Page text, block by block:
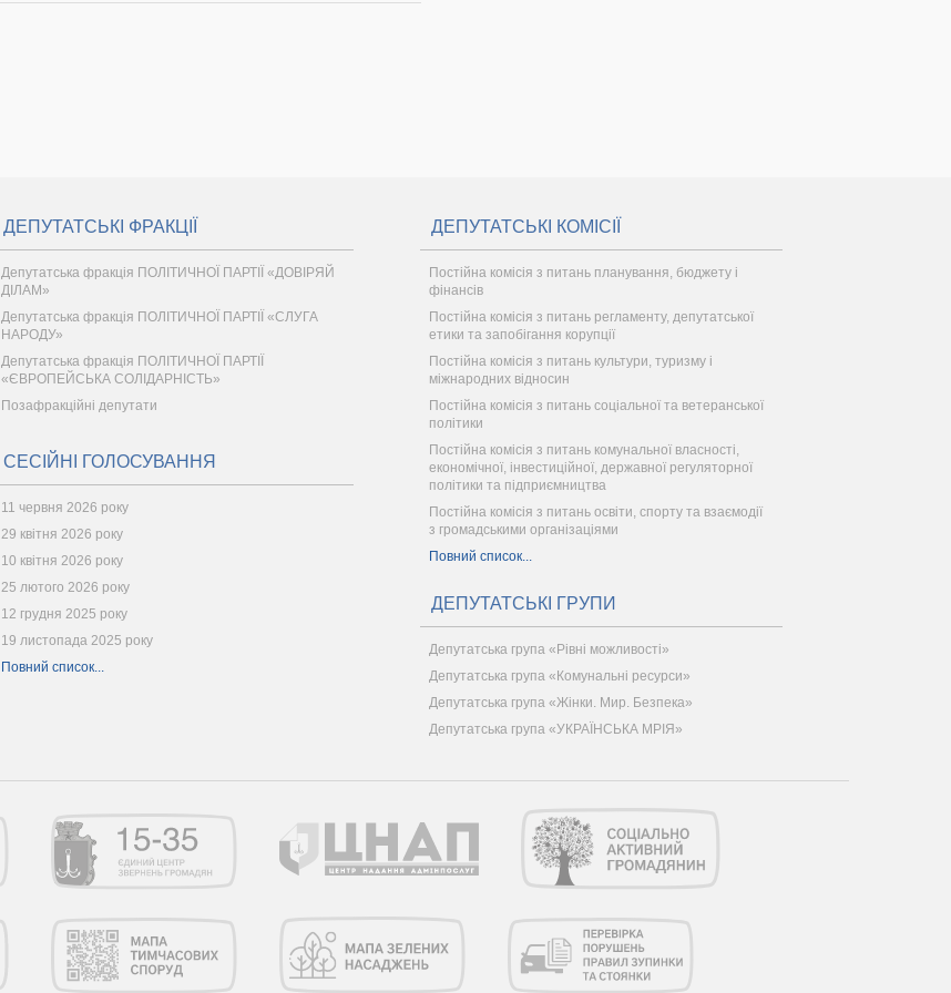
ДЕПУТАТСЬКІ ФРАКЦІЇ
Депутатська фракція ПОЛІТИЧНОЇ ПАРТІЇ «ДОВІРЯЙ
ДІЛАМ»
Депутатська фракція ПОЛІТИЧНОЇ ПАРТІЇ «СЛУГА
НАРОДУ»
Депутатська фракція ПОЛІТИЧНОЇ ПАРТІЇ
«ЄВРОПЕЙСЬКА СОЛІДАРНІСТЬ»
Позафракційні депутати
СЕСІЙНІ ГОЛОСУВАННЯ
11 червня 2026 року
29 квітня 2026 року
10 квітня 2026 року
25 лютого 2026 року
12 грудня 2025 року
19 листопада 2025 року
Повний список...
ДЕПУТАТСЬКІ КОМІСІЇ
Постійна комісія з питань планування, бюджету і
фінансів
Постійна комісія з питань регламенту, депутатської
етики та запобігання корупції
Постійна комісія з питань культури, туризму і
міжнародних відносин
Постійна комісія з питань соціальної та ветеранської
політики
Постійна комісія з питань комунальної власності,
економічної, інвестиційної, державної регуляторної
політики та підприємництва
Постійна комісія з питань освіти, спорту та взаємодії
з громадськими організаціями
Повний список...
ДЕПУТАТСЬКІ ГРУПИ
Депутатська група «Рівні можливості»
Депутатська група «Комунальні ресурси»
Депутатська група «Жінки. Мир. Безпека»
Депутатська група «УКРАЇНСЬКА МРІЯ»